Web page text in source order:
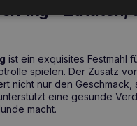
1kg – Zutaten,
ist ein exquisites Festmahl
spielen. Der Zusatz
nicht nur den Geschmack,
eine gesunde
macht.